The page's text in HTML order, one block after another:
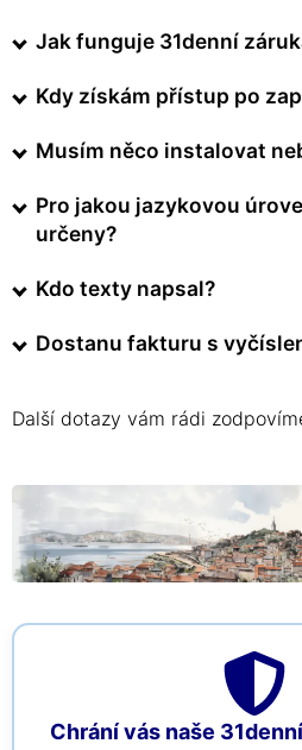
Jak funguje 31denní
Kdy získám přístup po
Musím něco instalovat
Pro jakou jazykovou
určeny?
Kdo texty napsal?
Dostanu fakturu s
Další dotazy vám rádi
Chrání vás naše